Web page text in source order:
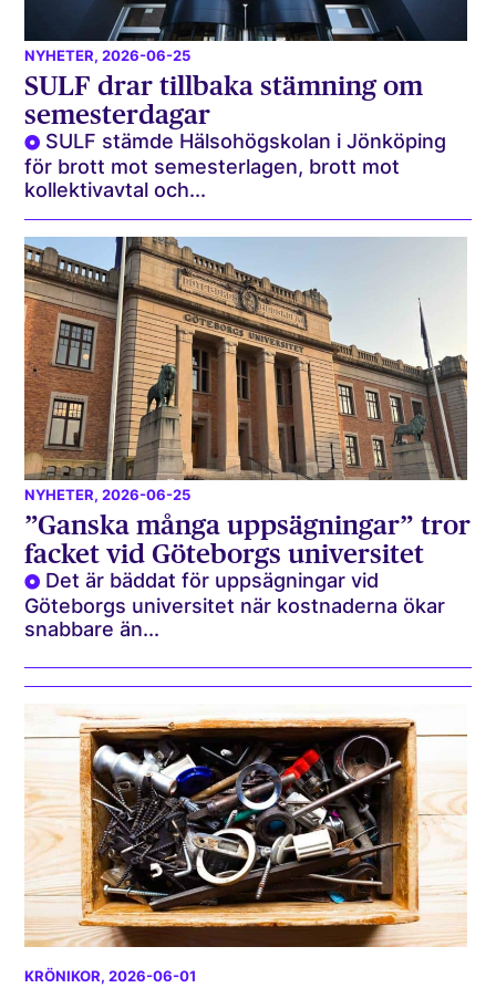
NYHETER, 2026-06-25
SULF drar tillbaka stämning om
semesterdagar
SULF stämde Hälsohögskolan i Jönköping
för brott mot semesterlagen, brott mot
kollektivavtal och...
NYHETER, 2026-06-25
”Ganska många uppsägningar” tror
facket vid Göteborgs universitet
Det är bäddat för uppsägningar vid
Göteborgs universitet när kostnaderna ökar
snabbare än...
KRÖNIKOR, 2026-06-01